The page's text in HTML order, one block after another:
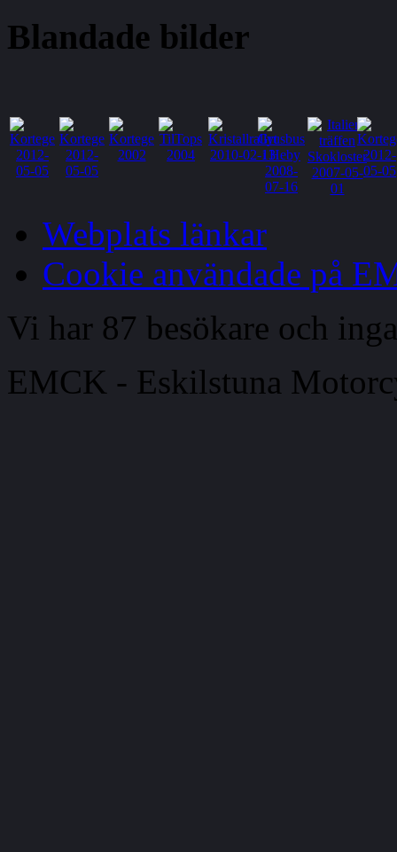
Blandade bilder
Webplats länkar
Cookie användade på
Vi har 87 besökare och
EMCK - Eskilstuna